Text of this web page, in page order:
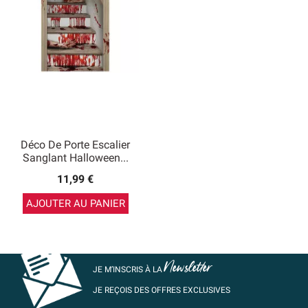
Déco De Porte Escalier
Sanglant Halloween...
11,99 €
AJOUTER AU PANIER
JE M’INSCRIS À LANewsletter
JE REÇOIS DES OFFRES EXCLUSIVES